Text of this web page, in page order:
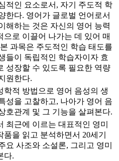
적인 요소로서, 자기 주도적 학
한다. 영어가 글로벌 언어로서
해하는 것은 자신의 영어 능력
으로 이끌어 나가는 데 있어 매
과목은 주도적인 학습 태도를
들이 독립적인 학습자이자 효
성장할 수 있도록 필요한 역량
원한다.
학적 방법으로 영어 음성의 생
성을 고찰하고, 나아가 영어 음
호관계 및 그 기능을 살펴본다.
최근에 이르는 대표적인 영미
품을 읽고 분석하면서 20세기
요 사조와 소설론, 그리고 영미
다.